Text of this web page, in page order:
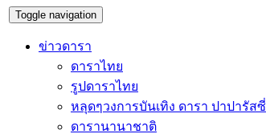
Toggle navigation
ข่าวดารา
ดาราไทย
รูปดาราไทย
หลุดๆวงการบันเทิง ดารา ปาปารัสซี่
ดารานานาชาติ